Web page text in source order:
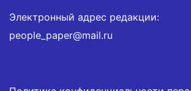
Электронный адрес редакции:
people_paper@mail.ru